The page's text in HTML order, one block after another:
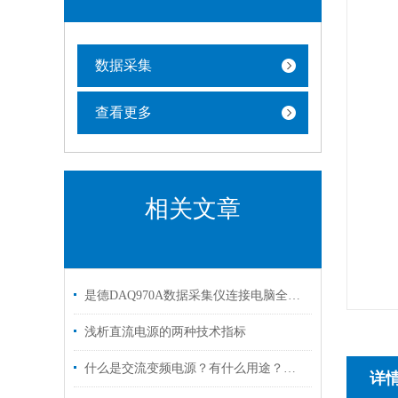
数据采集
查看更多
相关文章
是德DAQ970A数据采集仪连接电脑全攻略
浅析直流电源的两种技术指标
什么是交流变频电源？有什么用途？主要应用哪方面？
详